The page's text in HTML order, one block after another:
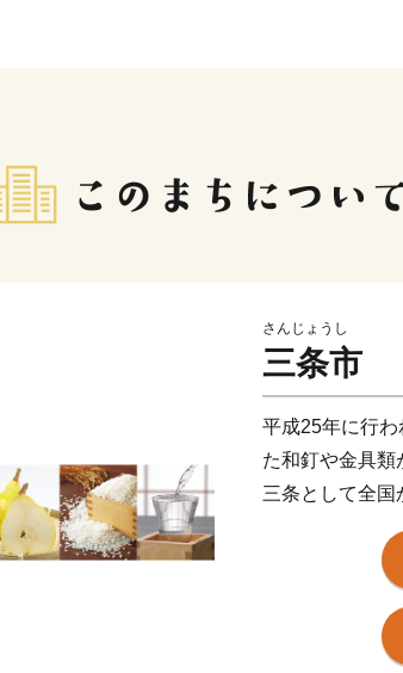
さんじょうし
三条市
平成25年に行
た和釘や金具類
三条として全国
は、打刃物を
大工道具、測
住設機器など
す。さらに、
プ用品にも活